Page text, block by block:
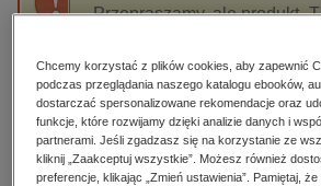
darmowe wydania
edukacja
hobby, sport, rozrywka
komputery, internet, technologie,
Przepraszamy, ale produkt
High-contrast mode
Polecane
Chcemy korzystać z plików cookies, aby zapewnić
podczas przeglądania naszego katalogu ebooków,
dostarczać spersonalizowane rekomendacje oraz
funkcje, które rozwijamy dzięki analizie danych i
partnerami. Jeśli zgadzasz się na korzystanie ze
kliknij „Zaakceptuj wszystkie”. Możesz również
preferencje, klikając „Zmień ustawienia”. Pamiętaj,